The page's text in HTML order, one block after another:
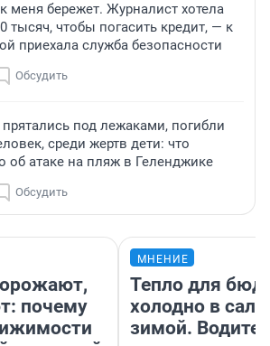
меня бережет. Журналист хотела
тысяч, чтобы погасить кредит, — к
приехала служба безопасности
Обсудить
под лежаками, погибли
среди жертв дети: что
об атаке на пляж в Геленджике
Обсудить
почему
МНЕНИЕ
Тепло для
холодно в
зимой.